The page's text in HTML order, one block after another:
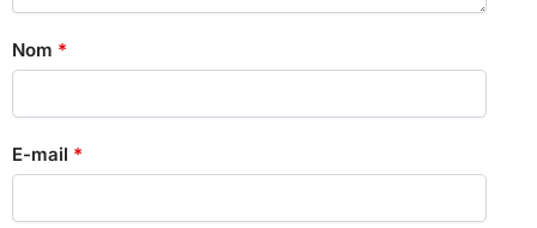
Nom *
E-mail *